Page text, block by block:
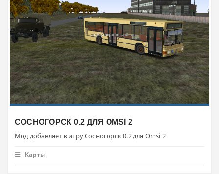
СОСНОГОРСК 0.2 ДЛЯ OMSI 2
Мод добавляет в игру Сосногорск 0.2 для Omsi 2
Карты